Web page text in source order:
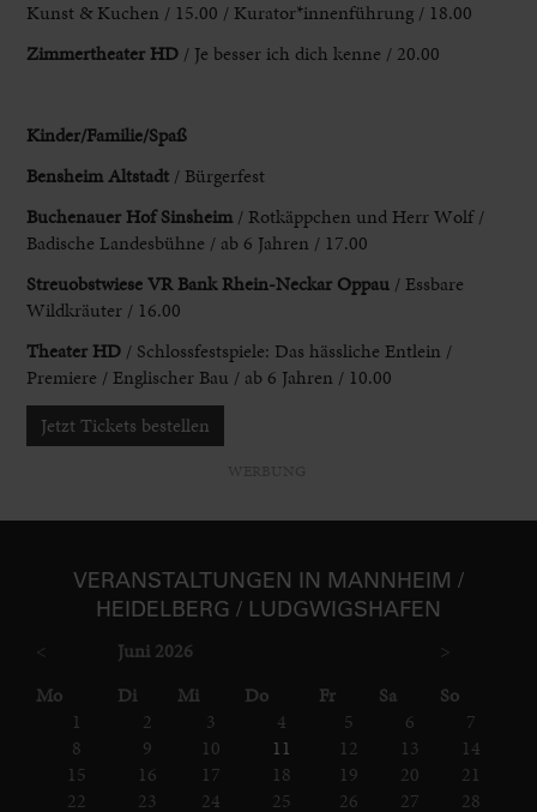
Kunst & Kuchen / 15.00 / Kurator*innenführung / 18.00
Zimmertheater HD / Je besser ich dich kenne / 20.00
Kinder/Familie/Spaß
BensheimAltstadt / Bürgerfest
Buchenauer Hof Sinsheim / Rotkäppchen und Herr Wolf /
Badische Landesbühne / ab 6 Jahren / 17.00
Streuobstwiese VR Bank Rhein-Neckar Oppau / Essbare
Wildkräuter / 16.00
Theater HD / Schlossfestspiele: Das hässliche Entlein /
Premiere / Englischer Bau / ab 6 Jahren / 10.00
Jetzt Tickets bestellen
VER­ANSTAL­TUNGEN IN MANNHEIM /
HEIDELBERG / LUDGWIGS­HAFEN
< Juni 2026
>
Montag DienstagMittwochDonnerstag
Freitag Samstag Sonntag
1
2 3 4 5 6
7
8
9 10 11 12 13
14
15
16 17 18 19 20
21
22
23 24 25 26 27
28